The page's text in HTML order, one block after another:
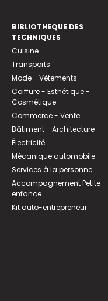
BIBLIOTHEQUE DES
TECHNIQUES
Cuisine
Transports
Mode - Vêtements
Coiffure - Esthétique -
Cosmétique
Commerce - Vente
Bâtiment - Architecture
Électricité
Mécanique automobile
Services à la personne
Accompagnement Petite
enfance
Kit auto-entrepreneur